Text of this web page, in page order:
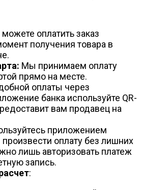
оплатить заказ
получения товара в
Мы принимаем оплату
прямо на месте.
оплаты через
банка используйте QR-
вам продавец на
приложением
произвести оплату без лишних
лишь авторизовать платеж
запись.
: